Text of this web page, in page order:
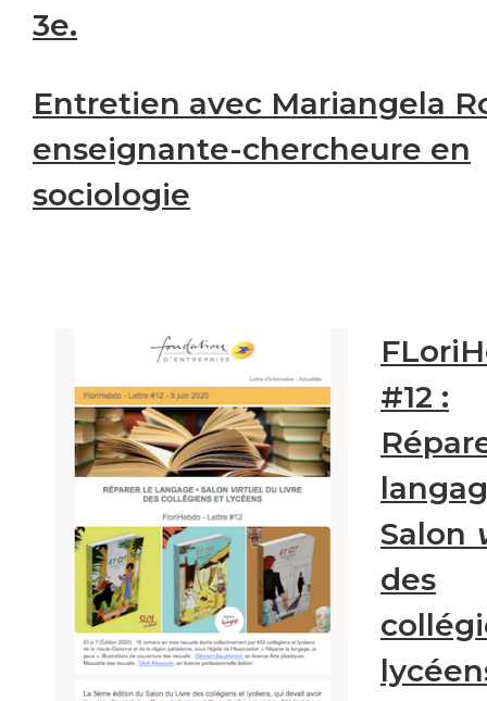
3e.
Entretien avec Mariangela
enseignante-chercheure en
sociologie
#12 :
Salon
des